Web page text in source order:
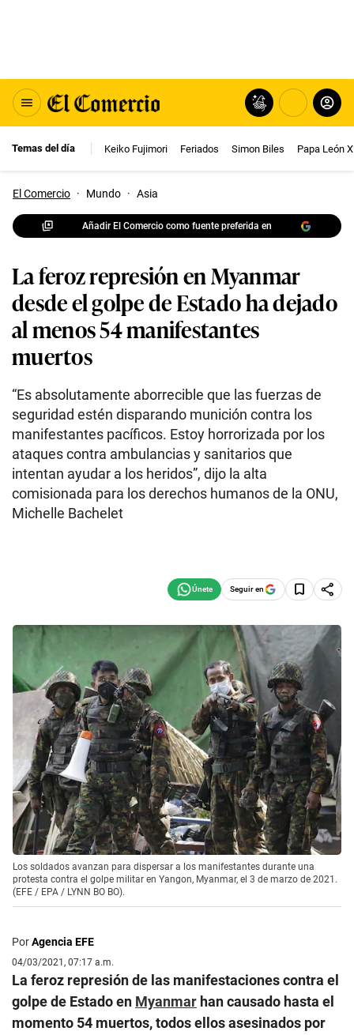
Temas del día Keiko Fujimori Feriados Simon Biles Papa León
El Comercio · Mundo · Asia
Añadir El Comercio como fuente preferida en
La feroz represión en Myanmar
desde el golpe de Estado ha dejado
al menos 54 manifestantes
muertos
“Es absolutamente aborrecible que las fuerzas de
seguridad estén disparando munición contra los
manifestantes pacíficos. Estoy horrorizada por los
ataques contra ambulancias y sanitarios que
intentan ayudar a los heridos”, dijo la alta
comisionada para los derechos humanos de la ONU,
Michelle Bachelet
Seguir en
Los soldados avanzan para dispersar a los manifestantes durante una
protesta contra el golpe militar en Yangon, Myanmar, el 3 de marzo de 2021.
(EFE / EPA / LYNN BO BO).
PorAgencia EFE
04/03/2021, 07:17 a.m.
La feroz represión de las manifestaciones contra el
golpe de Estado en Myanmar han causado hasta el
momento 54 muertos, todos ellos asesinados por